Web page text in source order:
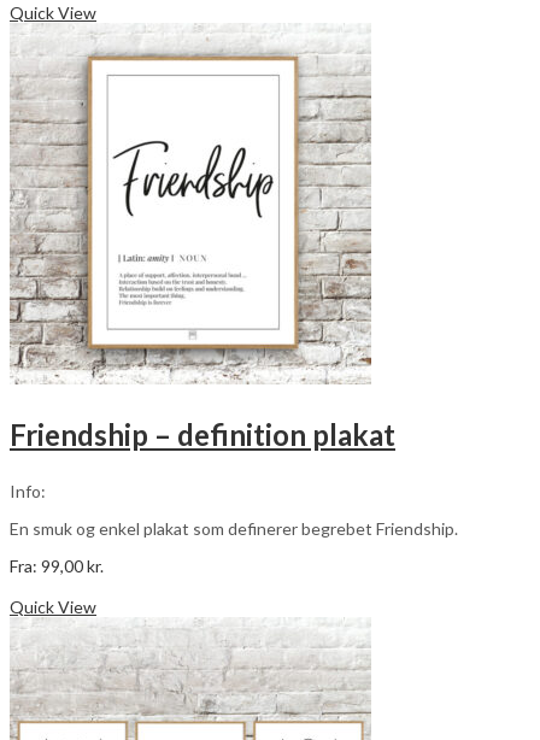
har
flere
varianter.
på
varesiden
Quick View
Friendship – definition plakat
Info:
En smuk og enkel plakat som definerer begrebet Friendship.
Fra: 99,00kr.
har
flere
varianter.
Mulighederne
kan
vælges
Quick View